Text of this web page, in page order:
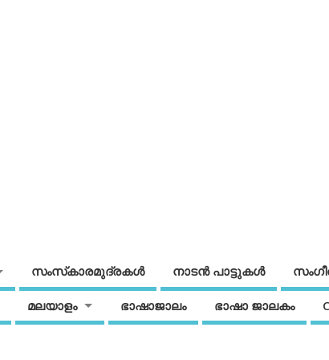
സംസ്‌കാരമുദ്രകള്‍ നാടന്‍ പാട്ടുകള്‍
മലയാളം ഭാഷാജാലം ഭാഷാ ജാലകം